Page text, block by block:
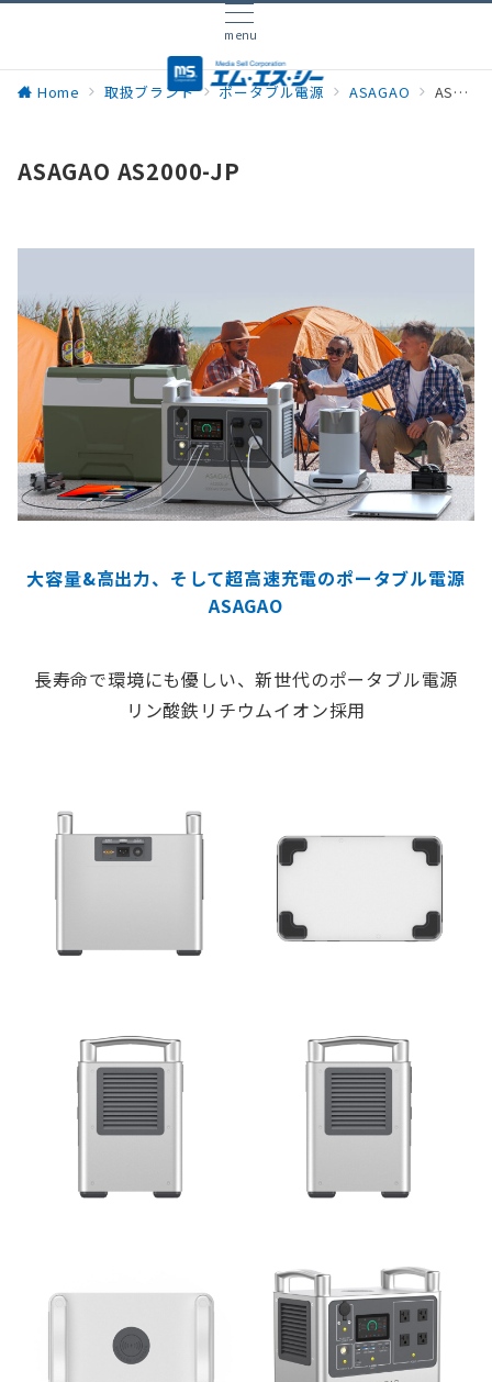
menu
Home 取扱ブランド ポータブル電源 ASAGAO ASAGAO AS2000-JP
ASAGAO AS2000-JP
大容量&高出力、そして超高速充電のポータブル電源
ASAGAO
長寿命で環境にも優しい、新世代のポータブル電源
リン酸鉄リチウムイオン採用